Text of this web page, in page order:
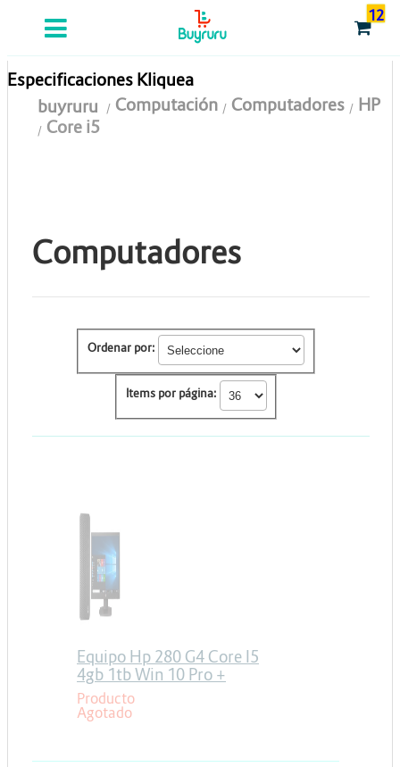
Categorias
12
Computación
Tablas Digitalizadoras
Gaming
Conectividad y Redes
Telefonía IP
Energia y Potencia
Especificaciones Kliquea
buyruru Computación Computadores
HP
Core i5
Computadores
Ordenar por:
Items por página:
Equipo Hp 280 G4 Core I5
4gb 1tb Win 10 Pro +
Monitor 18.5
Producto
Agotado